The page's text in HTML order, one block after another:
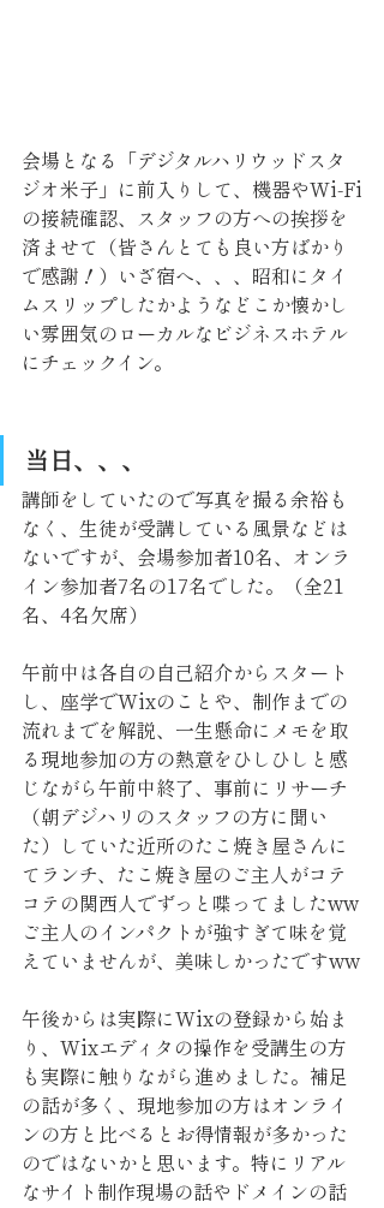
会場となる「デジタルハリウッドスタ
ジオ米子」に前入りして、機器やWi-Fi
の接続確認、スタッフの方への挨拶を
済ませて（皆さんとても良い方ばかり
で感謝！）いざ宿へ、、、昭和にタイ
ムスリップしたかようなどこか懐かし
い雰囲気のローカルなビジネスホテル
にチェックイン。
当日、、、
講師をしていたので写真を撮る余裕も
なく、生徒が受講している風景などは
ないですが、会場参加者10名、オンラ
イン参加者7名の17名でした。（全21
名、4名欠席）
午前中は各自の自己紹介からスタート
し、座学でWixのことや、制作までの
流れまでを解説、一生懸命にメモを取
る現地参加の方の熱意をひしひしと感
じながら午前中終了、事前にリサーチ
（朝デジハリのスタッフの方に聞い
た）していた近所のたこ焼き屋さんに
てランチ、たこ焼き屋のご主人がコテ
コテの関西人でずっと喋ってましたww
ご主人のインパクトが強すぎて味を覚
えていませんが、美味しかったですww
午後からは実際にWixの登録から始ま
り、Wixエディタの操作を受講生の方
も実際に触りながら進めました。補足
の話が多く、現地参加の方はオンライ
ンの方と比べるとお得情報が多かった
のではないかと思います。特にリアル
なサイト制作現場の話やドメインの話